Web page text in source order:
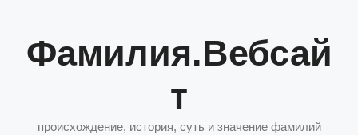
содержимому
Фамилия.Вебсай
т
происхождение, история, суть и значение фамилий